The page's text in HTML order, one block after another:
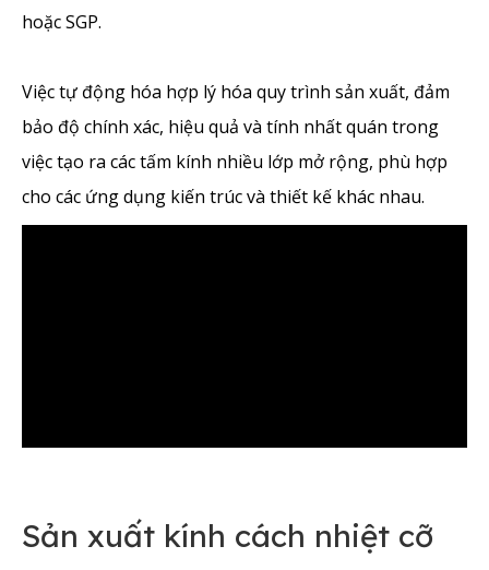
hoặc SGP.
Việc tự động hóa hợp lý hóa quy trình sản xuất, đảm
bảo độ chính xác, hiệu quả và tính nhất quán trong
việc tạo ra các tấm kính nhiều lớp mở rộng, phù hợp
cho các ứng dụng kiến ​​trúc và thiết kế khác nhau.
Sản xuất kính cách nhiệt cỡ